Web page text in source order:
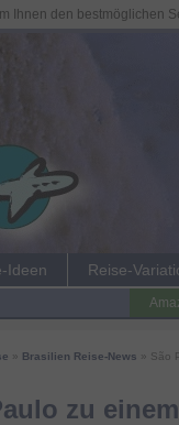
Ideen Reise-
Brasilien Reise-News » São
zu
Ihnen den bestmöglichen